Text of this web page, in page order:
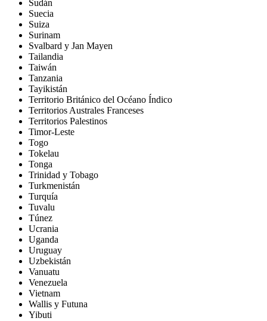
Sudán
Suecia
Suiza
Surinam
Svalbard y Jan Mayen
Tailandia
Taiwán
Tanzania
Tayikistán
Territorio Británico del Océano Índico
Territorios Australes Franceses
Territorios Palestinos
Timor-Leste
Togo
Tokelau
Tonga
Trinidad y Tobago
Turkmenistán
Turquía
Tuvalu
Túnez
Ucrania
Uganda
Uruguay
Uzbekistán
Vanuatu
Venezuela
Vietnam
Wallis y Futuna
Yibuti